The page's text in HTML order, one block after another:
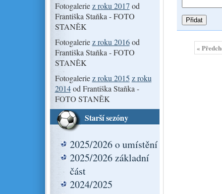
Fotogaleriez roku 2017 od
Františka Staňka - FOTO
STANĚK
Fotogaleriez roku 2016od
Františka Staňka - FOTO
STANĚK
Fotogaleriez roku 2015 z roku
2014od Františka Staňka -
FOTO STANĚK
Starší sezóny
2025/2026 o umístění
2025/2026 základní
část
2024/2025
«